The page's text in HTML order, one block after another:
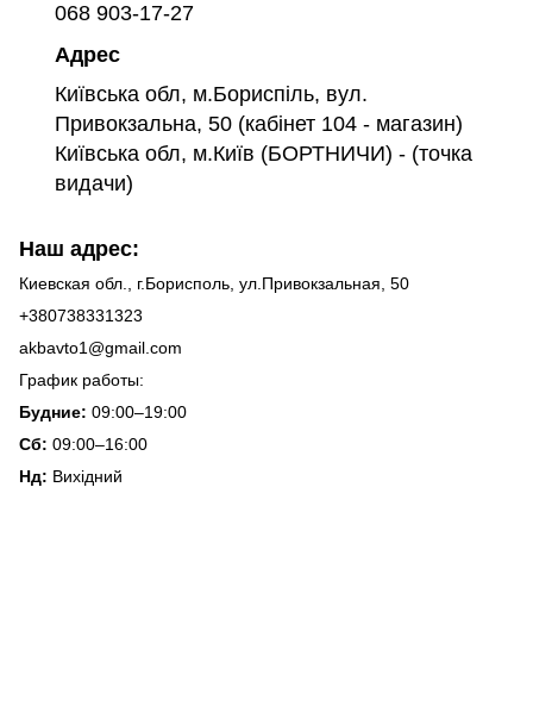
068 903-17-27
Адрес
Київська обл, м.Бориспіль, вул.
Привокзальна, 50 (кабінет 104 - магазин)
Київська обл, м.Київ (БОРТНИЧИ) - (точка
видачи)
Наш адрес:
Киевская обл., г.Борисполь, ул.Привокзальная, 50
+380738331323
akbavto1@gmail.com
График работы:
Будние: 09:00–19:00
Сб: 09:00–16:00
Нд: Вихідний